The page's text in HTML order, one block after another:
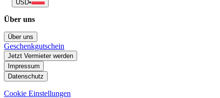
USD•
Über uns
Über uns
Geschenkgutschein
Jetzt Vermieter werden
Impressum
Datenschutz
Cookie Einstellungen